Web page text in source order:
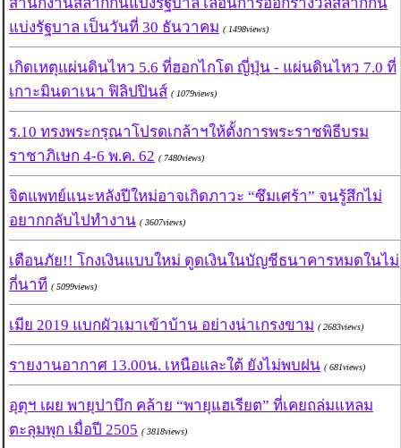
สำนักงานสลากกินแบ่งรัฐบาล เลื่อนการออกรางวัลสลากกิน
แบ่งรัฐบาล เป็นวันที่ 30 ธันวาคม ( 1498views)
เกิดเหตุแผ่นดินไหว 5.6 ที่ฮอกไกโด ญี่ปุ่น - แผ่นดินไหว 7.0 ที่
เกาะมินดาเนา ฟิลิปปินส์ ( 1079views)
ร.10 ทรงพระกรุณาโปรดเกล้าฯให้ตั้งการพระราชพิธีบรม
ราชาภิเษก 4-6 พ.ค. 62 ( 7480views)
จิตแพทย์แนะหลังปีใหม่อาจเกิดภาวะ “ซึมเศร้า” จนรู้สึกไม่
อยากกลับไปทำงาน ( 3607views)
เตือนภัย!! โกงเงินแบบใหม่ ดูดเงินในบัญชีธนาคารหมดในไม่
กี่นาที ( 5099views)
เมีย 2019 แบกผัวเมาเข้าบ้าน อย่างน่าเกรงขาม ( 2683views)
รายงานอากาศ 13.00น. เหนือและใต้ ยังไม่พบฝน ( 681views)
อุตุฯ เผย พายุปาบึก คล้าย “พายุแฮเรียต” ที่เคยถล่มแหลม
ตะลุมพุก เมื่อปี 2505 ( 3818views)